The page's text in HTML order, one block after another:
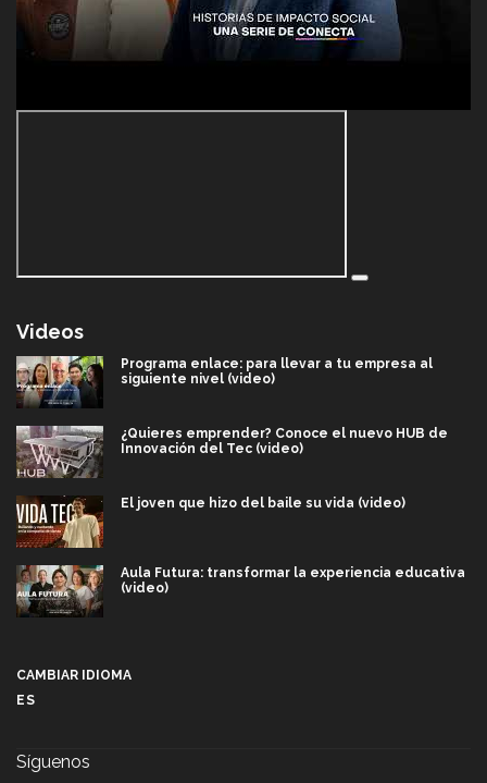
Videos
Programa enlace: para llevar a tu empresa al
siguiente nivel (video)
¿Quieres emprender? Conoce el nuevo HUB de
Innovación del Tec (video)
El joven que hizo del baile su vida (video)
Aula Futura: transformar la experiencia educativa
(video)
CAMBIAR IDIOMA
ES
Síguenos